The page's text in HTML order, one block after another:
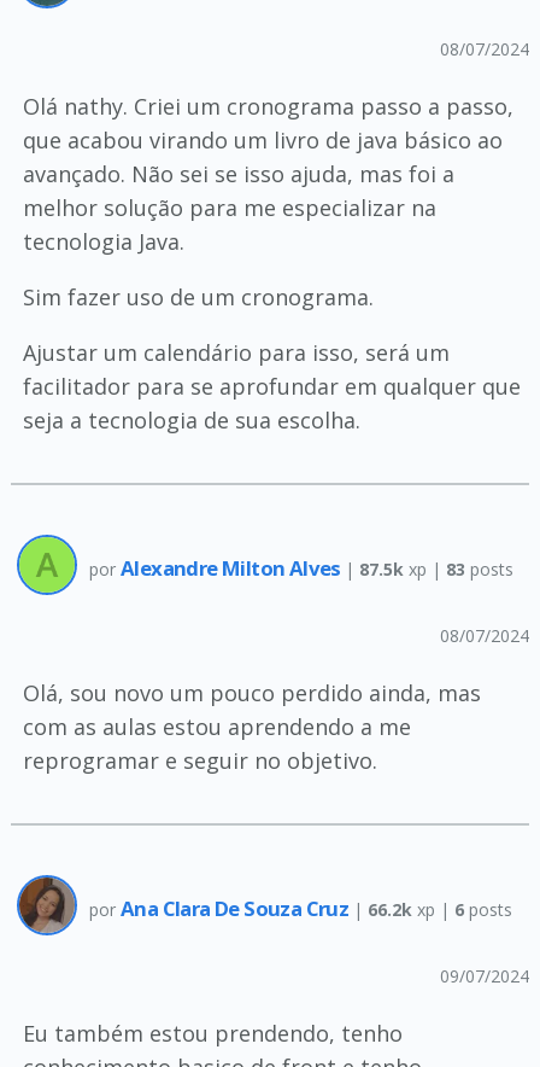
08/07/2024
Olá nathy. Criei um cronograma passo a passo,
que acabou virando um livro de java básico ao
avançado. Não sei se isso ajuda, mas foi a
melhor solução para me especializar na
tecnologia Java.
Sim fazer uso de um cronograma.
Ajustar um calendário para isso, será um
facilitador para se aprofundar em qualquer que
seja a tecnologia de sua escolha.
por Alexandre Milton Alves | 87.5k xp | 83 posts
08/07/2024
Olá, sou novo um pouco perdido ainda, mas
com as aulas estou aprendendo a me
reprogramar e seguir no objetivo.
por Ana Clara De Souza Cruz | 66.2k xp | 6posts
09/07/2024
Eu também estou prendendo, tenho